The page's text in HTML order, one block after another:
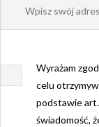
Wyrażam
celu
podstawie
świadomość,